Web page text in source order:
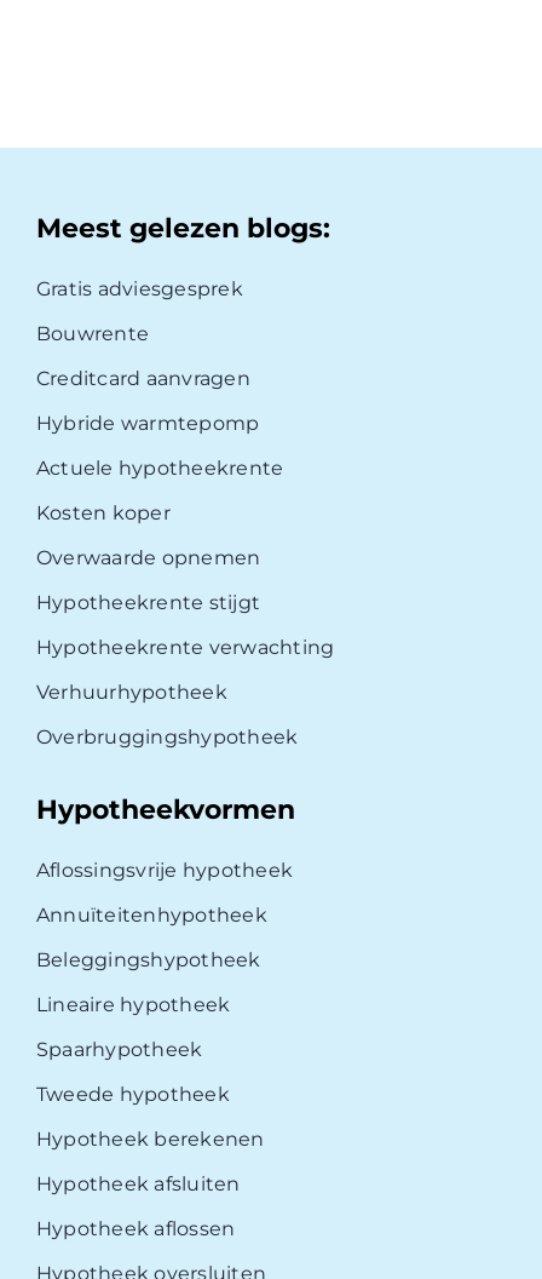
Meest gelezen blogs:
Gratis adviesgesprek
Bouwrente
Creditcard aanvragen
Hybride warmtepomp
Actuele hypotheekrente
Kosten koper
Overwaarde opnemen
Hypotheekrente stijgt
Hypotheekrente verwachting
Verhuurhypotheek
Overbruggingshypotheek
Hypotheekvormen
Aflossingsvrije hypotheek
Annuïteitenhypotheek
Beleggingshypotheek
Lineaire hypotheek
Spaarhypotheek
Tweede hypotheek
Hypotheek berekenen
Hypotheek afsluiten
Hypotheek aflossen
Hypotheek oversluiten